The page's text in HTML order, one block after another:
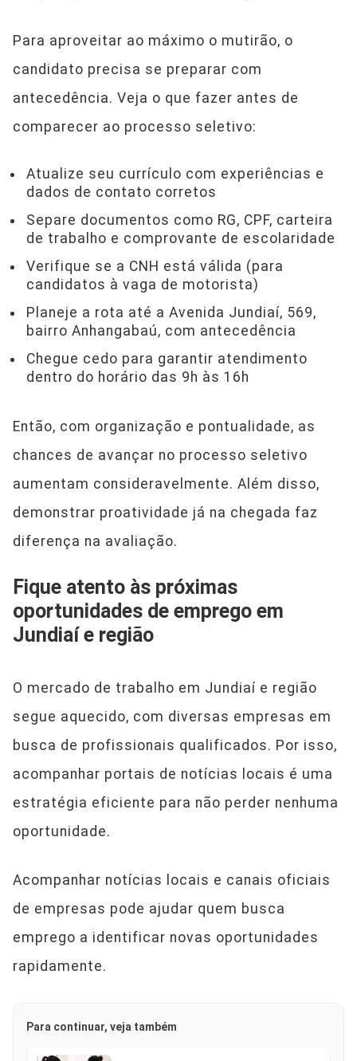
Para aproveitar ao máximo o mutirão, o
candidato precisa se preparar com
antecedência. Veja o que fazer antes de
comparecer ao processo seletivo:
Atualize seu currículo com experiências e
dados de contato corretos
Separe documentos como RG, CPF, carteira
de trabalho e comprovante de escolaridade
Verifique se a CNH está válida (para
candidatos à vaga de motorista)
Planeje a rota até a Avenida Jundiaí, 569,
bairro Anhangabaú, com antecedência
Chegue cedo para garantir atendimento
dentro do horário das 9h às 16h
Então, com organização e pontualidade, as
chances de avançar no processo seletivo
aumentam consideravelmente. Além disso,
demonstrar proatividade já na chegada faz
diferença na avaliação.
Fique atento às próximas
oportunidades de emprego em
Jundiaí e região
O mercado de trabalho em Jundiaí e região
segue aquecido, com diversas empresas em
busca de profissionais qualificados. Por isso,
acompanhar portais de notícias locais é uma
estratégia eficiente para não perder nenhuma
oportunidade.
Acompanhar notícias locais e canais oficiais
de empresas pode ajudar quem busca
emprego a identificar novas oportunidades
rapidamente.
Para continuar, veja também